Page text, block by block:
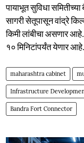
पायाभूत सुविधा
सागरी सेतूपासून वांद्रे
किमी लांबीचा असणार
१० मिनिटांपर्यंत येणार आहे.
maharashtra cabinet
Infrastructure
Bandra Fort Connector